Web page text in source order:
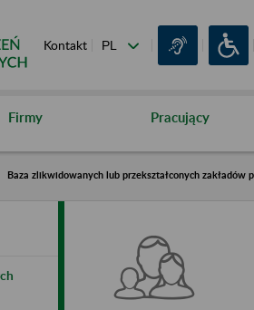
Kontakt
Firmy Pracujący
Baza zlikwidowanych lub przekształconych zakładów